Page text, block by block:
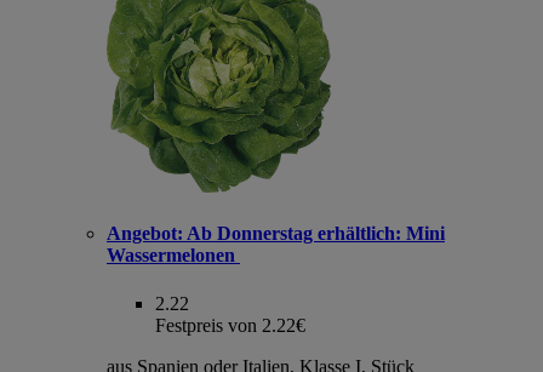
Angebot: Ab Donnerstag erhältlich: Mini
Wassermelonen
2.22
Festpreis von 2.22€
aus Spanien oder Italien, Klasse I, Stück